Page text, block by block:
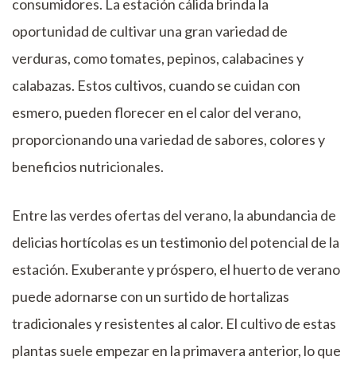
consumidores. La estación cálida brinda la
oportunidad de cultivar una gran variedad de
verduras, como tomates, pepinos, calabacines y
calabazas. Estos cultivos, cuando se cuidan con
esmero, pueden florecer en el calor del verano,
proporcionando una variedad de sabores, colores y
beneficios nutricionales.
Entre las verdes ofertas del verano, la abundancia de
delicias hortícolas es un testimonio del potencial de la
estación. Exuberante y próspero, el huerto de verano
puede adornarse con un surtido de hortalizas
tradicionales y resistentes al calor. El cultivo de estas
plantas suele empezar en la primavera anterior, lo que